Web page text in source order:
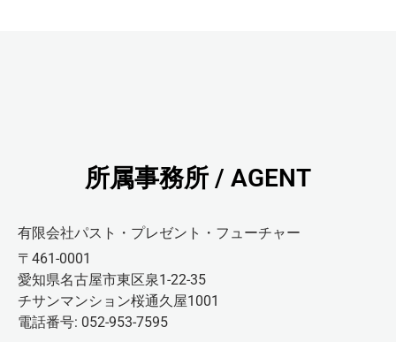
所属事務所 / AGENT
有限会社パスト・プレゼント・フューチャー
〒461-0001
愛知県名古屋市東区泉1-22-35
チサンマンション桜通久屋1001
電話番号: 052-953-7595